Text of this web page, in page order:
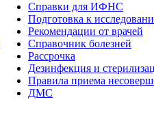
Справки для ИФНС
Подготовка к
Рекомендации от врачей
Справочник болезней
Рассрочка
Дезинфекция и
Правила приема
ДМС